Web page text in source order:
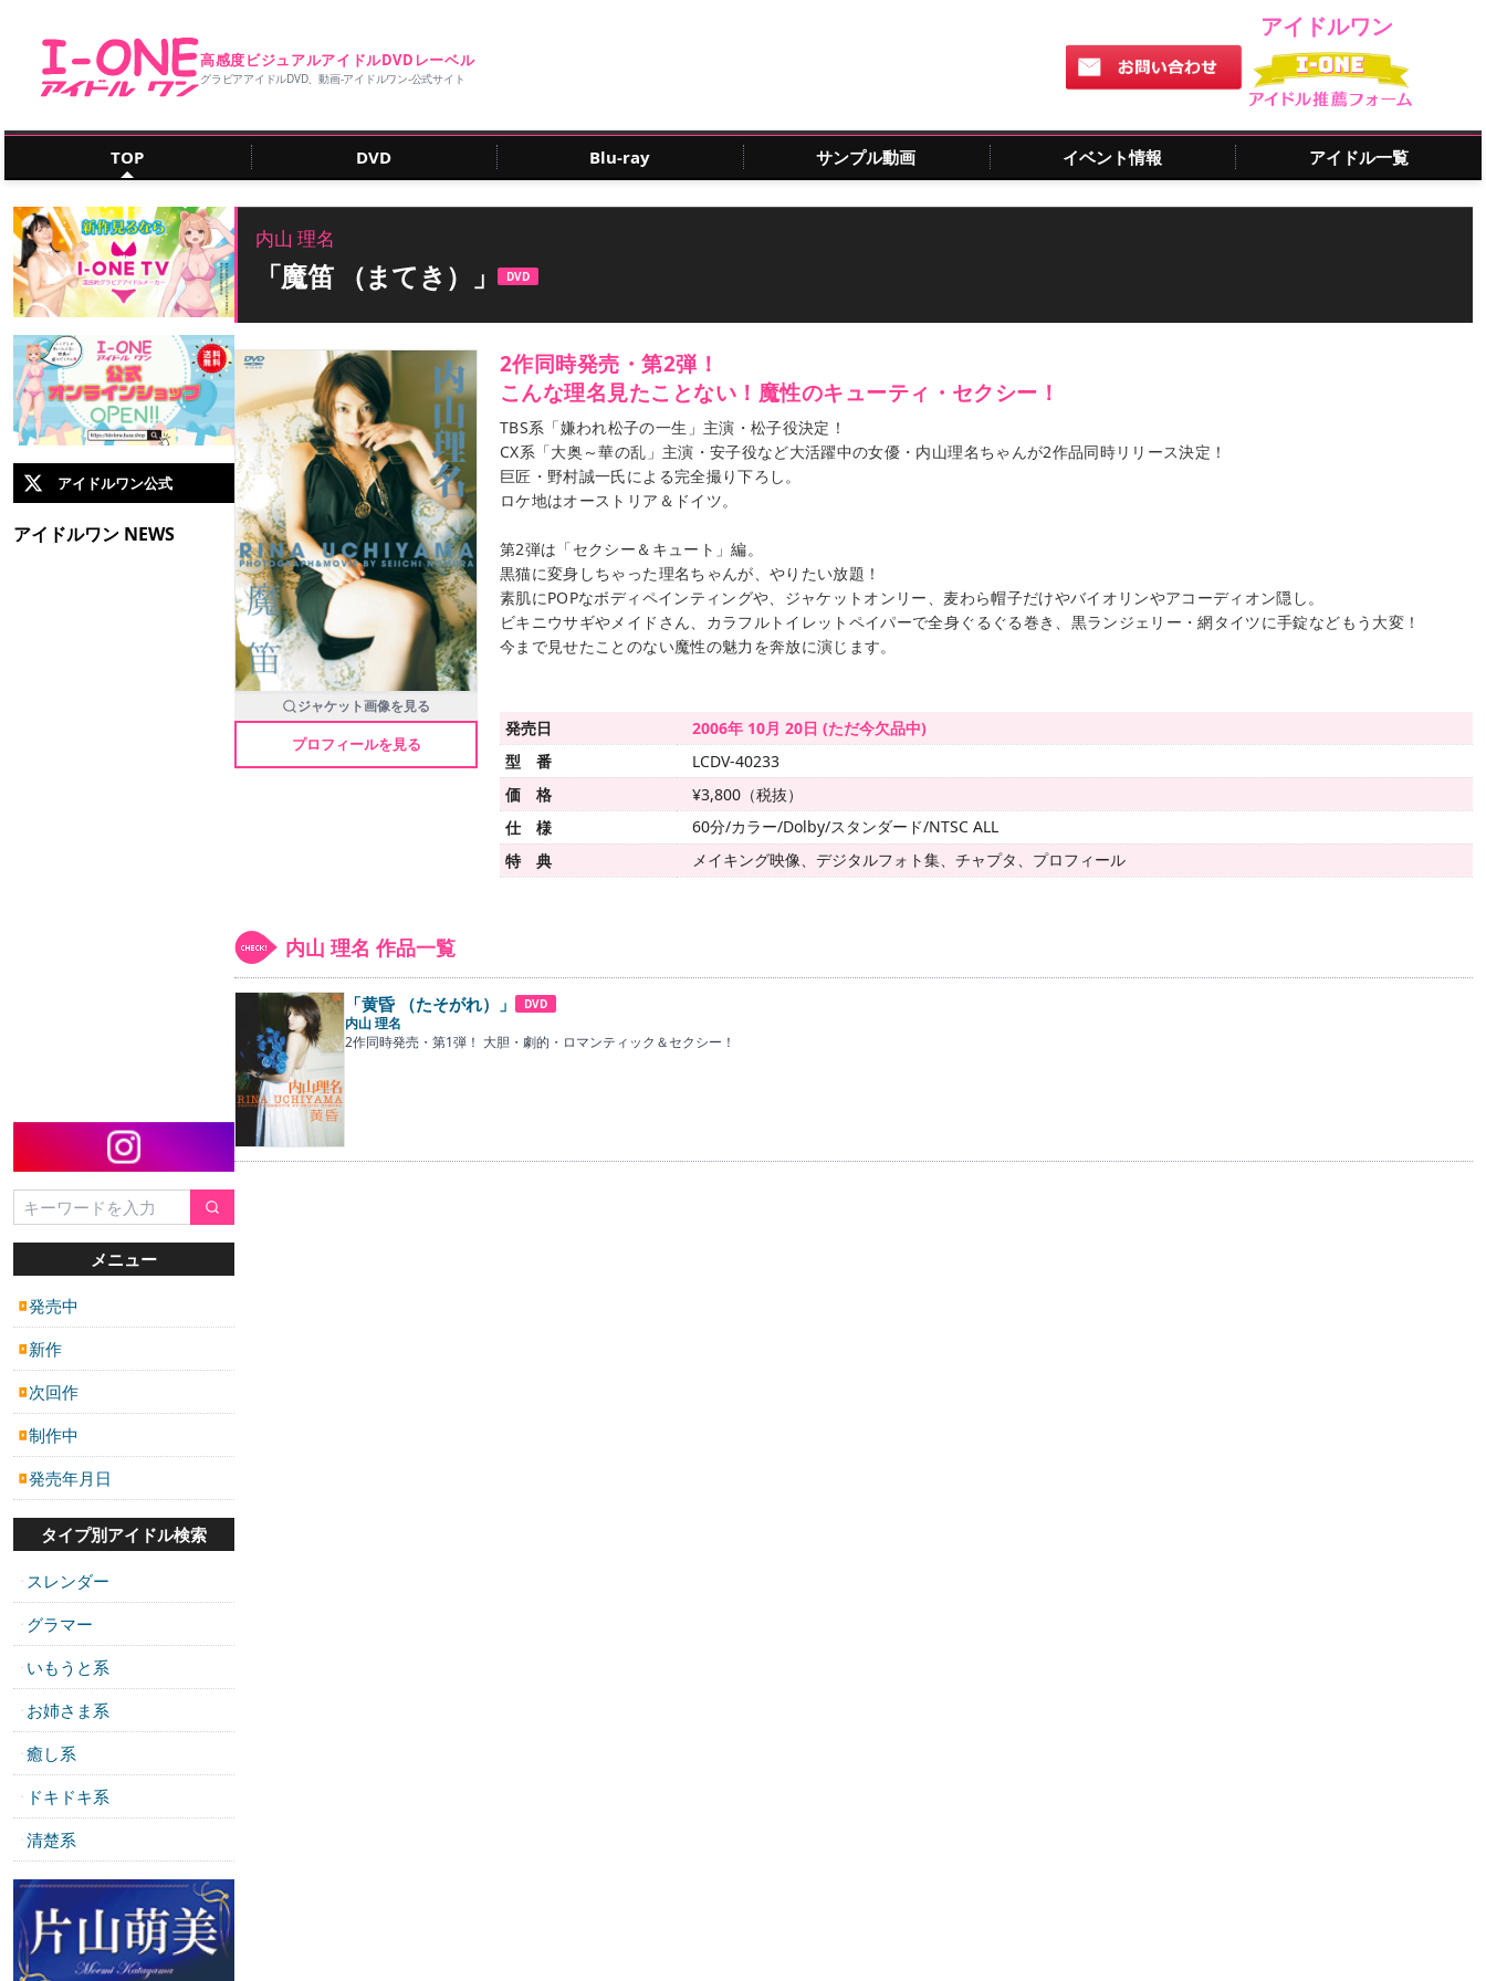
高感度ビジュアルアイドルDVDレーベル
グラビアアイドルDVD、動画‐アイドルワン‐公式サイト
アイドルワン
TOP DVD Blu-ray サンプル動画 イベント情報 アイドル一覧
アイドルワン公式
アイドルワン NEWS
メニュー
▶発売中
▶ 新作
▶ 次回作
▶制作中
▶発売年月日
タイプ別アイドル検索
・ スレンダー
・ グラマー
・ いもうと系
・ お姉さま系
・ 癒し系
・ ドキドキ系
・ 清楚系
内山 理名
「魔笛 （まてき）」 DVD
ジャケット画像を見る
プロフィールを見る
2作同時発売・第2弾！
こんな理名見たことない！魔性のキューティ・セクシー！
TBS系「嫌われ松子の一生」主演・松子役決定！
CX系「大奥～華の乱」主演・安子役など大活躍中の女優・内山理名ちゃんが2作品同時リリース決定！
巨匠・野村誠一氏による完全撮り下ろし。
ロケ地はオーストリア＆ドイツ。
第2弾は「セクシー＆キュート」編。
黒猫に変身しちゃった理名ちゃんが、やりたい放題！
素肌にPOPなボディペインティングや、ジャケットオンリー、麦わら帽子だけやバイオリンやアコーディオン隠し。
ビキニウサギやメイドさん、カラフルトイレットペイパーで全身ぐるぐる巻き、黒ランジェリー・網タイツに手錠などもう大変！
今まで見せたことのない魔性の魅力を奔放に演じます。
発売日
2006年 10月 20日 (ただ今欠品中)
型 番
LCDV-40233
価 格
¥3,800（税抜）
仕 様
60分/カラー/Dolby/スタンダード/NTSC ALL
特 典
メイキング映像、デジタルフォト集、チャプタ、プロフィール
内山 理名 作品一覧
「黄昏 （たそがれ）」 DVD
内山 理名
2作同時発売・第1弾！ 大胆・劇的・ロマンティック＆セクシー！